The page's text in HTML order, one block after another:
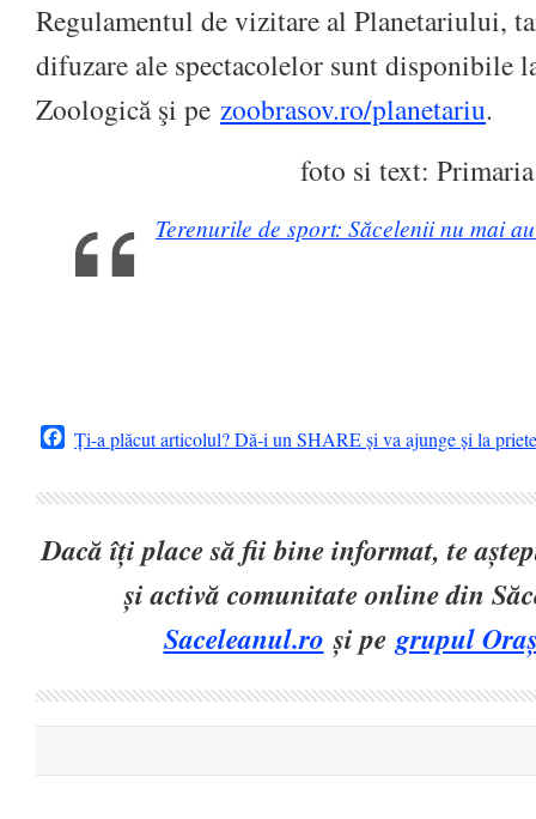
Regulamentul de vizitare al Planetariului,
difuzare ale spectacolelor sunt disponibile
Zoologică şi pe zoobrasov.ro/planetariu.
foto si text:
Terenurile de sport: Săcelenii nu mai
Facebook
Ți-a plăcut articolul? Dă-i un SHARE și va ajunge și la
Dacă îți place să fii bine informat, te
și activă comunitate online din
Saceleanul.ro și pegrupul